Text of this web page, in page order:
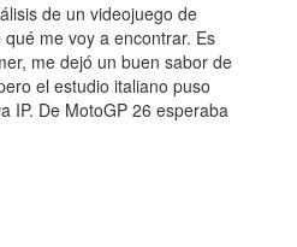
de un videojuego de
me voy a encontrar. Es
me dejó un buen sabor de
el estudio italiano puso
IP. De MotoGP 26 esperaba